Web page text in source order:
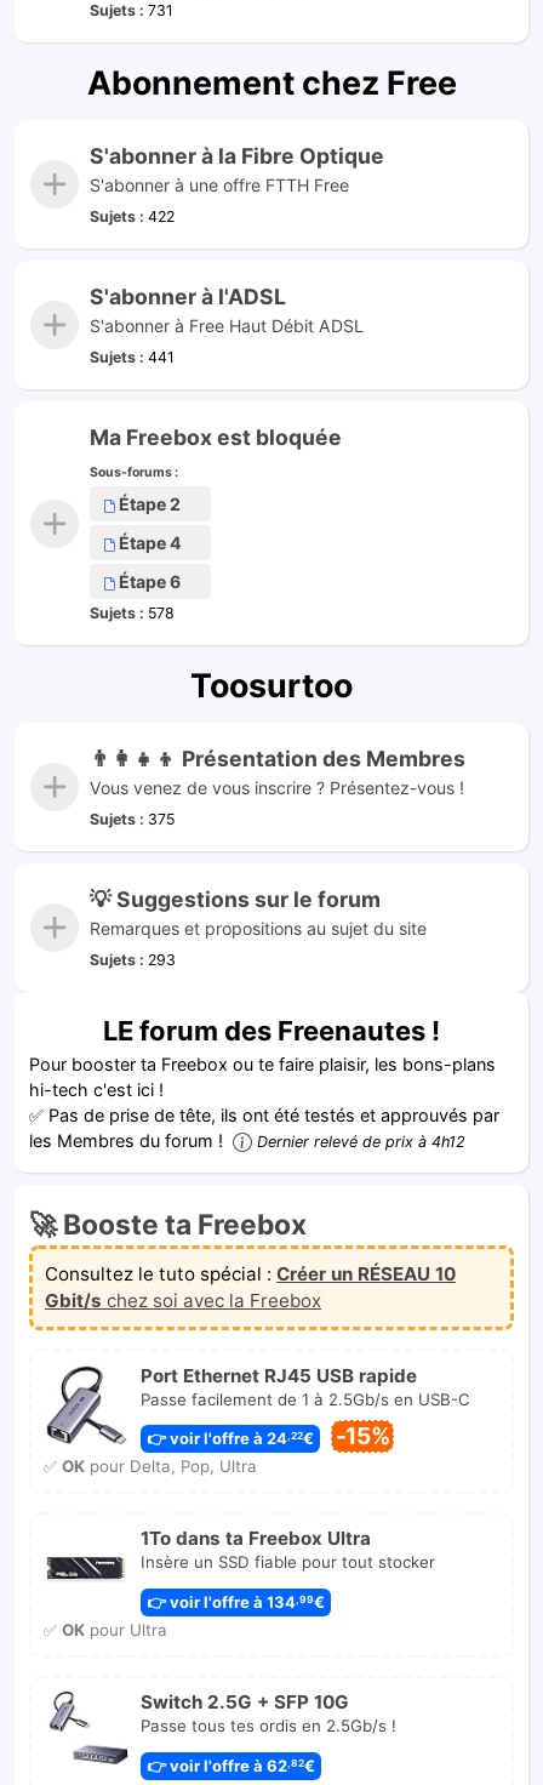
Sujets : 731
Abonnement chez Free
S'abonner à la Fibre Optique
S'abonner à une offre FTTH Free
Sujets : 422
S'abonner à l'ADSL
S'abonner à Free Haut Débit ADSL
Sujets : 441
Ma Freebox est bloquée
Sous-forums :
Étape 2
Étape 4
Étape 6
Sujets : 578
Toosurtoo
👨‍👩‍👧‍👦 Présentation des Membres
Vous venez de vous inscrire ? Présentez-vous !
Sujets : 375
💡 Suggestions sur le forum
Remarques et propositions au sujet du site
Sujets : 293
LE forum des Freenautes !
Pour booster ta Freebox ou te faire plaisir, les bons-plans
hi-tech c'est ici !
✅ Pas de prise de tête, ils ont été testés et approuvés par
les Membres du forum !
Dernier relevé de prix à 4h12
🚀 Booste ta Freebox
Consultez le tuto spécial : Créer un RÉSEAU 10
Gbit/s chez soi avec la Freebox
Port Ethernet RJ45 USB rapide
Passe facilement de 1 à 2.5Gb/s en USB-C
👉 voir l'offre à 24,22€ -15%
✅ OKpour Delta, Pop, Ultra
1To dans ta Freebox Ultra
Insère un SSD fiable pour tout stocker
👉 voir l'offre à 134 ,99€
✅ OKpour Ultra
Switch 2.5G + SFP 10G
Passe tous tes ordis en 2.5Gb/s !
👉 voir l'offre à 62,82€